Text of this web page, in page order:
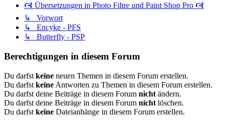
🙧 Übersetzungen in Photo Filtre und Paint Shop Pro 🙧
↳ Vorwort
↳ Encyke - PFS
↳ Butterfly - PSP
Berechtigungen in diesem Forum
Du darfst keine neuen Themen in diesem Forum erstellen.
Du darfst keine Antworten zu Themen in diesem Forum erstellen.
Du darfst deine Beiträge in diesem Forum nicht ändern.
Du darfst deine Beiträge in diesem Forum nicht löschen.
Du darfst keine Dateianhänge in diesem Forum erstellen.